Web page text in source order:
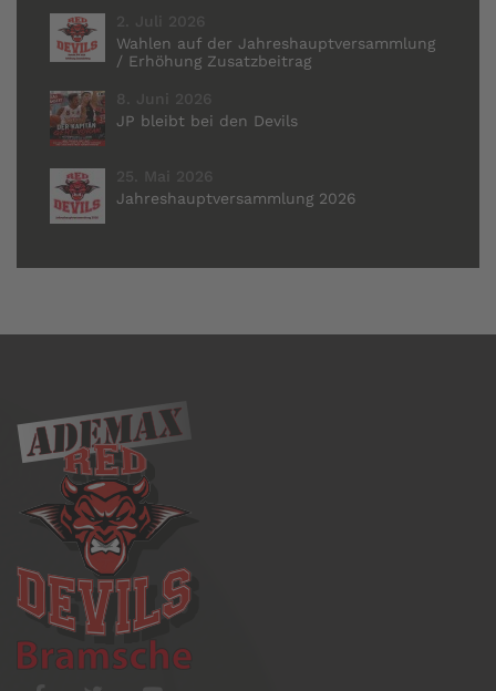
2. Juli 2026
Wahlen auf der Jahreshauptversammlung
/ Erhöhung Zusatzbeitrag
8. Juni 2026
JP bleibt bei den Devils
25. Mai 2026
Jahreshauptversammlung 2026